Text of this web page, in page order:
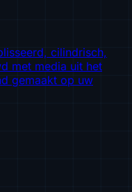
cilindrisch,
met media uit het
gemaakt op uw